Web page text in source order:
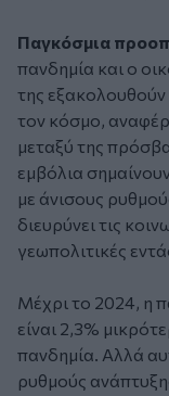
Παγκόσμια
πανδημία και ο
της εξακολουθούν
τον κόσμο,
μεταξύ της
εμβόλια
με άνισους
διευρύνει τις
γεωπολιτικές
Μέχρι το 2024, η
είναι 2,3%
πανδημία. Αλλά
ρυθμούς